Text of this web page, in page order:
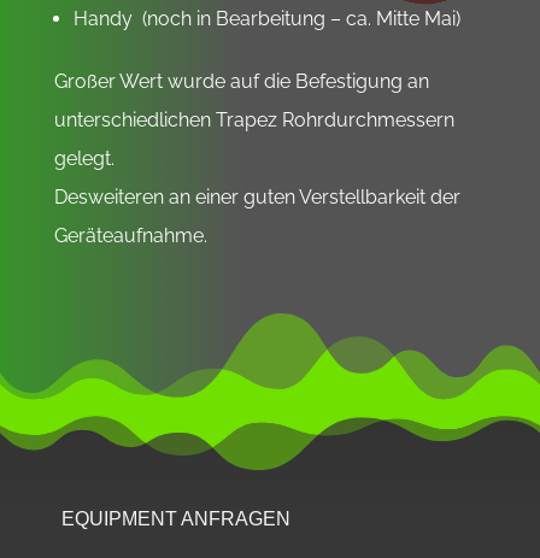
Handy (noch in Bearbeitung – ca. Mitte Mai)
Großer Wert wurde auf die Befestigung an
unterschiedlichen Trapez Rohrdurchmessern
gelegt.
Desweiteren an einer guten Verstellbarkeit der
Geräteaufnahme.
EQUIPMENT ANFRAGEN